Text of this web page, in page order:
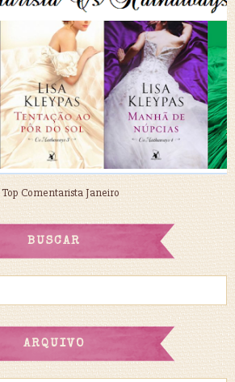
Top Comentarista Janeiro
BUSCAR
ARQUIVO